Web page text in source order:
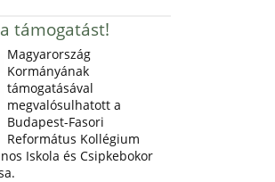
támogatást!
Magyarország
Kormányának
támogatásával
megvalósulhatott a
Budapest-Fasori
Református Kollégium
Iskola és Csipkebokor